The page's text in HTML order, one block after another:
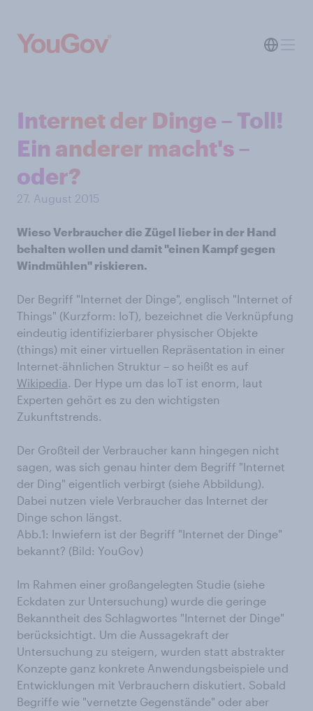
Internet der Dinge – Toll!
Ein anderer macht's –
oder?
27. August 2015
Wieso Verbraucher die Zügel lieber in der Hand
behalten wollen und damit "einen Kampf gegen
Windmühlen" riskieren.
Der Begriff "Internet der Dinge", englisch "Internet of
Things" (Kurzform: IoT), bezeichnet die Verknüpfung
eindeutig identifizierbarer physischer Objekte
(things) mit einer virtuellen Repräsentation in einer
Internet-ähnlichen Struktur – so heißt es auf
Wikipedia. Der Hype um das IoT ist enorm, laut
Experten gehört es zu den wichtigsten
Zukunftstrends.
Der Großteil der Verbraucher kann hingegen nicht
sagen, was sich genau hinter dem Begriff "Internet
der Ding" eigentlich verbirgt (siehe Abbildung).
Dabei nutzen viele Verbraucher das Internet der
Dinge schon längst.
Abb.1: Inwiefern ist der Begriff "Internet der Dinge"
bekannt? (Bild: YouGov)
Im Rahmen einer großangelegten Studie (siehe
Eckdaten zur Untersuchung) wurde die geringe
Bekanntheit des Schlagwortes "Internet der Dinge"
berücksichtigt. Um die Aussagekraft der
Untersuchung zu steigern, wurden statt abstrakter
Konzepte ganz konkrete Anwendungsbeispiele und
Entwicklungen mit Verbrauchern diskutiert. Sobald
Begriffe wie "vernetzte Gegenstände" oder aber